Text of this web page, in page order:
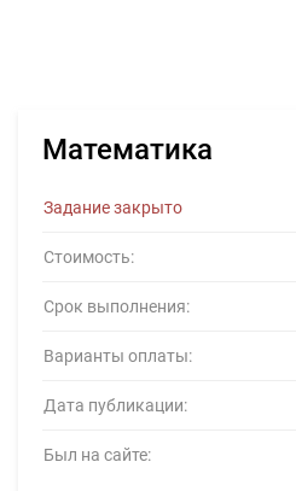
Математика
Задание закрыто
Стоимость:
Срок выполнения:
Варианты оплаты:
Дата публикации:
Был на сайте: